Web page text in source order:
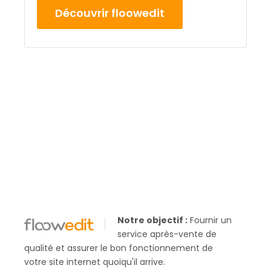
Découvrir floowedit
Notre objectif : Fournir un
service après-vente de
qualité et assurer le bon fonctionnement de
votre site internet quoiqu'il arrive.